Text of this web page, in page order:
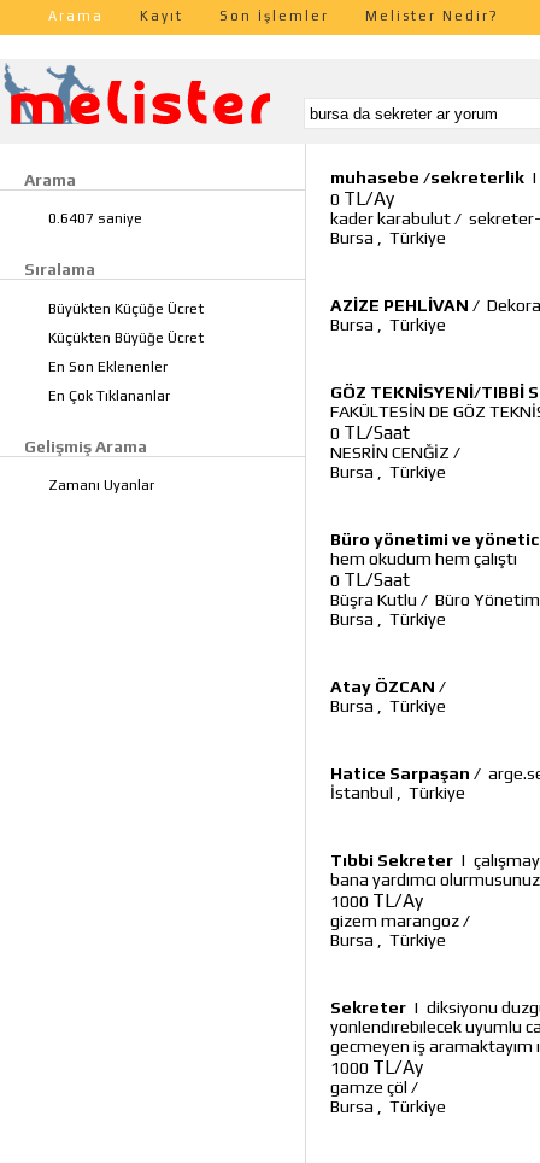
Arama Kayıt Son İşlemler Melister Nedir?
Arama
0.6407 saniye
Sıralama
Büyükten Küçüğe Ücret
Küçükten Büyüğe Ücret
En Son Eklenenler
En Çok Tıklananlar
Gelişmiş Arama
Zamanı Uyanlar
muhasebe /sekreterlik |
0 TL/Ay
kader karabulut/
Bursa
Türkiye
AZİZE PEHLİVAN /
Bursa
Türkiye
GÖZ TEKNİSYENİ/TIBBİ
FAKÜLTESİN DE GÖZ
0 TL/Saat
NESRİN CENĞİZ /
Bursa
Türkiye
Büro yönetimi ve
hem okudum hem çalıştı
0 TL/Saat
Büşra Kutlu / Büro
Bursa
Türkiye
Atay ÖZCAN /
Bursa
Türkiye
Hatice Sarpaşan /
İstanbul
Türkiye
Tıbbi Sekreter |
bana yardımcı
1000 TL/Ay
gizem marangoz/
Bursa
Türkiye
Sekreter | diksiyonu
yonlendırebılecek uyumlu
gecmeyen iş aramaktayım
1000 TL/Ay
gamze çöl /
Bursa
Türkiye